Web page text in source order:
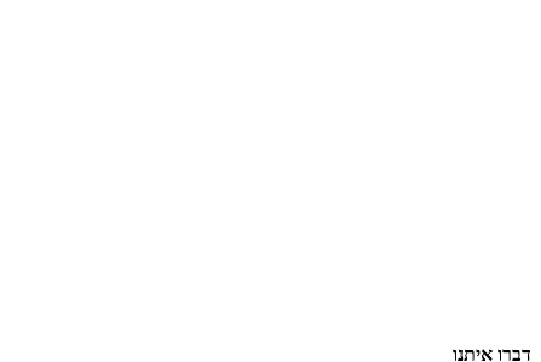
דברו איתנו